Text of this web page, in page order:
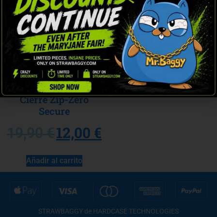
Cierre Zip-Zero
Secure
12,00 €
Añadir al carrito
STRAWBAGGY de HARDCASE TECHNOLOGIES